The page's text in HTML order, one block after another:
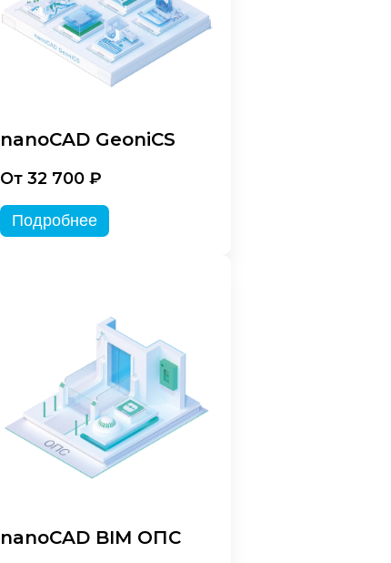
nanoCAD GeoniCS
От 32 700 ₽
Подробнее
nanoCAD BIM ОПС